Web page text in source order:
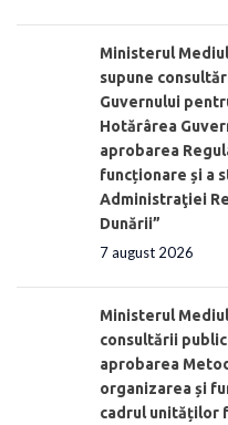
Ministerul
supune
Guvernului
Hotărârea
aprobarea
funcționare și a
Administraţiei
Dunării”
7 august 2026
Ministerul
consultării
aprobarea
organizarea și
cadrul unităților